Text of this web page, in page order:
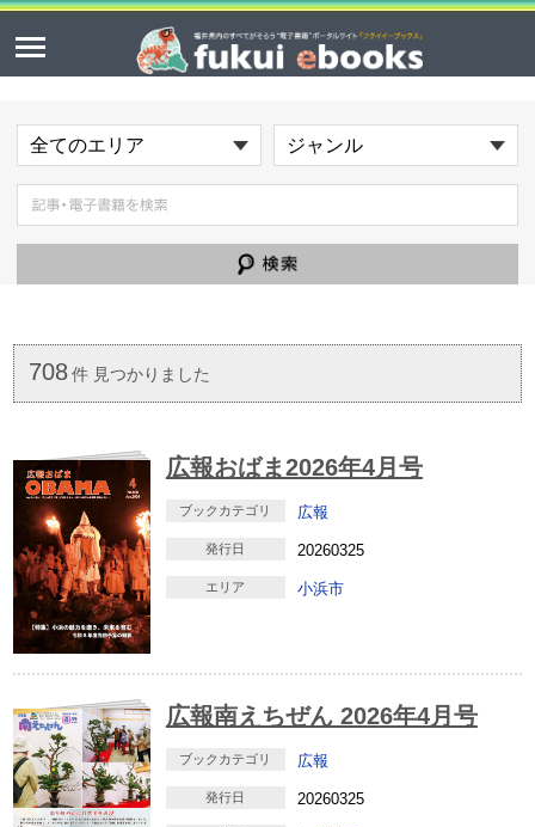
708 件 見つかりました
広報おばま2026年4月号
ブックカテゴリ 広報
発行日 20260325
エリア 小浜市
広報南えちぜん 2026年4月号
ブックカテゴリ 広報
発行日 20260325